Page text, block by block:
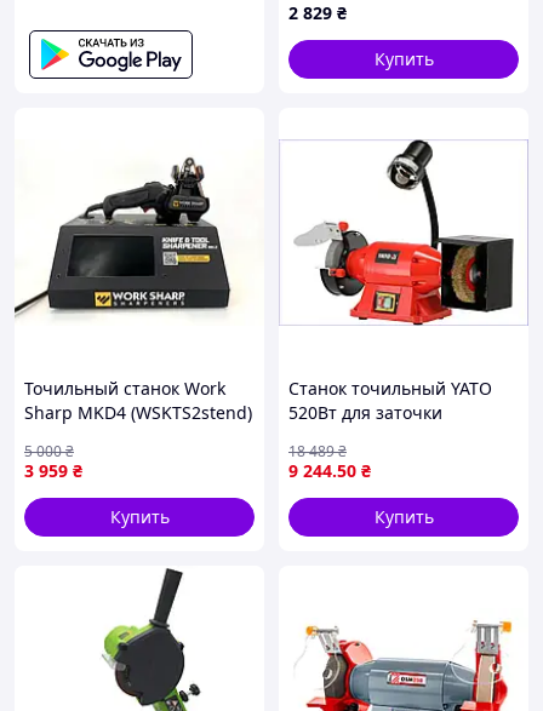
2 829 ₴
Купить
Точильный станок Work
Sharp MKD4 (WSKTS2stend)
3 959 ₴
5 000₴
Купить
Станок точильный YATO
520Вт для заточки
инструментов с
керамическими кругами
9 244.50 ₴
18 489₴
Купить